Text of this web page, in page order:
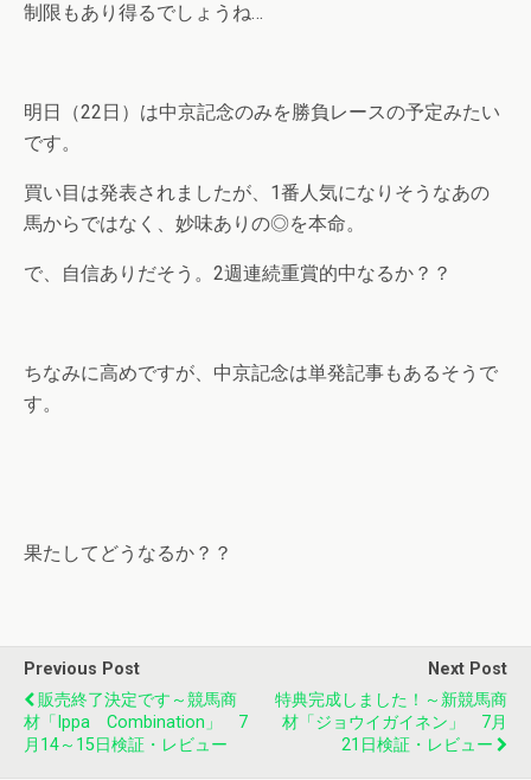
制限もあり得るでしょうね…
明日（22日）は中京記念のみを勝負レースの予定みたい
です。
買い目は発表されましたが、1番人気になりそうなあの
馬からではなく、妙味ありの◎を本命。
で、自信ありだそう。2週連続重賞的中なるか？？
ちなみに高めですが、中京記念は単発記事もあるそうで
す。
果たしてどうなるか？？
Previous Post
販売終了決定です～競馬商
材「Ippa Combination」 7
月14～15日検証・レビュー
Next Post
特典完成しました！～新競馬商
材「ジョウイガイネン」 7月
21日検証・レビュー